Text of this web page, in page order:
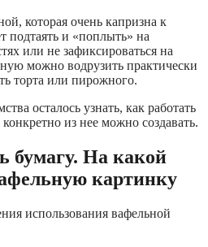
которая очень капризна к
подтаять и «поплыть» на
или не зафиксироваться на
можно водрузить практически
торта или пирожного.
осталось узнать, как работать
из нее можно создавать.
бумагу. На какой
картинку
использования вафельной